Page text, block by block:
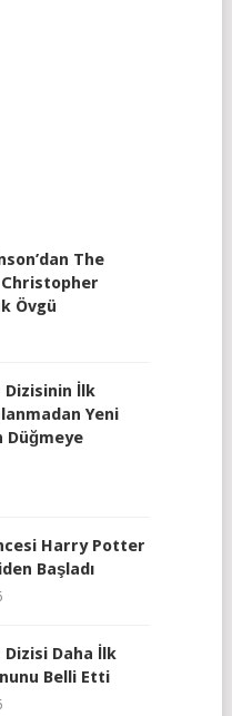
The
Övgü
İlk
Yeni
Düğmeye
Harry Potter
Başladı
Daha İlk
Belli Etti